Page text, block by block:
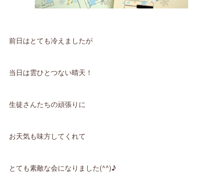
前日はとても冷えましたが
当日は雲ひとつない晴天！
生徒さんたちの頑張りに
お天気も味方してくれて
とても素敵な会になりました(^^)♪